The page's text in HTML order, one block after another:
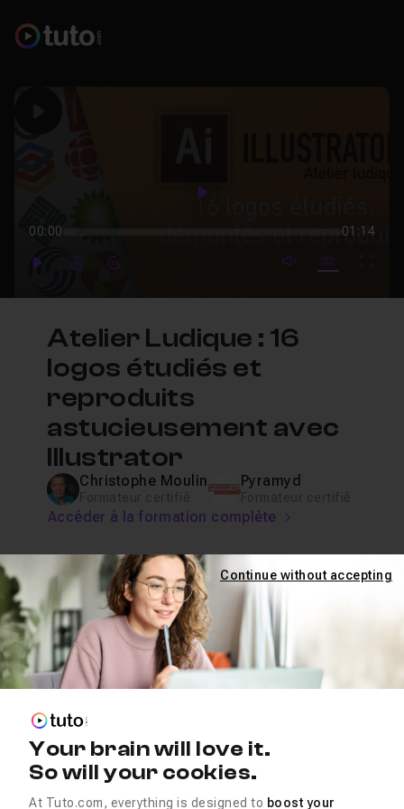
Play
00:00 01:14
PlayForwardForward mute video
Subtitles
Atelier Ludique : 16
logos étudiés et
reproduits
astucieusement avec
Illustrator
Christophe Moulin Pyramyd
Accéder à la formation complète